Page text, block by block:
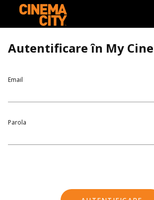
Autentificare în My
Email
Parola